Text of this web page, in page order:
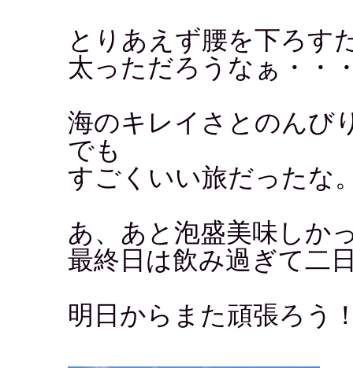
とりあえず腰を下ろす
太っただろうなぁ・・
海のキレイさとのんび
でも
すごくいい旅だったな
あ、あと泡盛美味しか
最終日は飲み過ぎて二
明日からまた頑張ろう